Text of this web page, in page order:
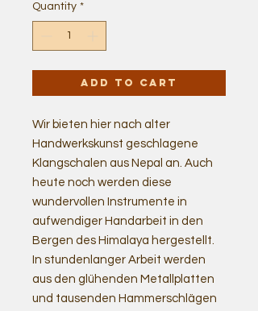
Quantity *
Add to Cart
Wir bieten hier nach alter
Handwerkskunst geschlagene
Klangschalen aus Nepal an. Auch
heute noch werden diese
wundervollen Instrumente in
aufwendiger Handarbeit in den
Bergen des Himalaya hergestellt.
In stundenlanger Arbeit werden
aus den glühenden Metallplatten
und tausenden Hammerschlägen